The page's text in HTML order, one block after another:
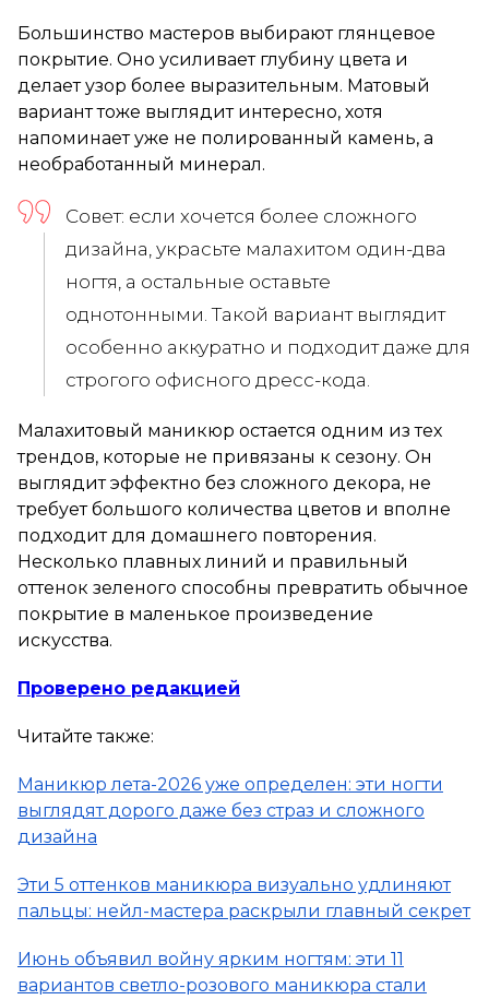
Большинство мастеров выбирают глянцевое
покрытие. Оно усиливает глубину цвета и
делает узор более выразительным. Матовый
вариант тоже выглядит интересно, хотя
напоминает уже не полированный камень, а
необработанный минерал.
Совет: если хочется более сложного
дизайна, украсьте малахитом один-два
ногтя, а остальные оставьте
однотонными. Такой вариант выглядит
особенно аккуратно и подходит даже для
строгого офисного дресс-кода.
Малахитовый маникюр остается одним из тех
трендов, которые не привязаны к сезону. Он
выглядит эффектно без сложного декора, не
требует большого количества цветов и вполне
подходит для домашнего повторения.
Несколько плавных линий и правильный
оттенок зеленого способны превратить обычное
покрытие в маленькое произведение
искусства.
Проверено редакцией
Читайте также:
Маникюр лета-2026 уже определен: эти ногти
выглядят дорого даже без страз и сложного
дизайна
Эти 5 оттенков маникюра визуально удлиняют
пальцы: нейл-мастера раскрыли главный секрет
Июнь объявил войну ярким ногтям: эти 11
вариантов светло-розового маникюра стали